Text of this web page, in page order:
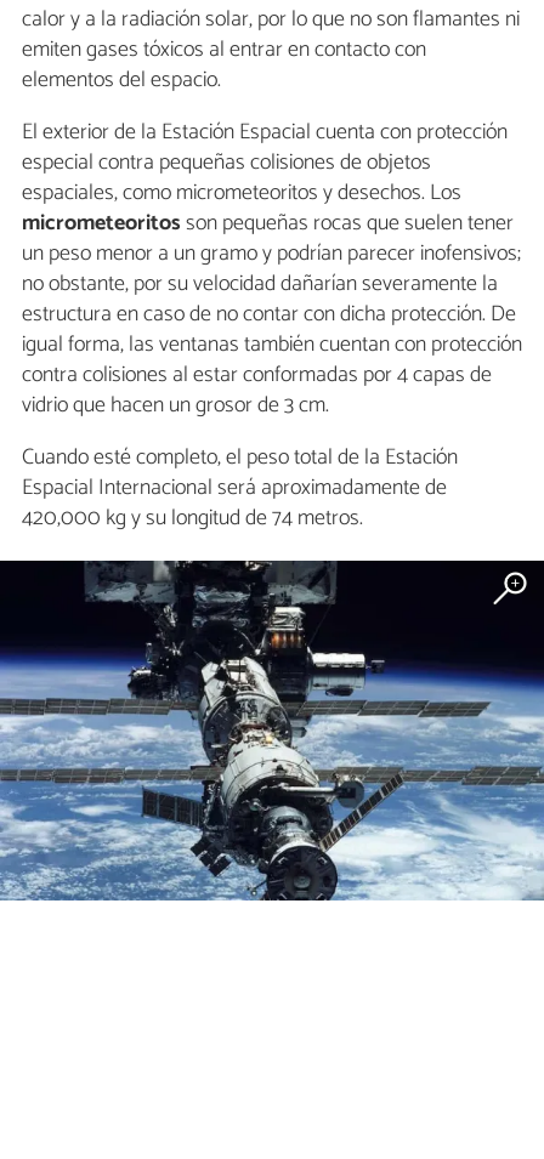
calor y a la radiación solar, por lo que no son flamantes ni
emiten gases tóxicos al entrar en contacto con
elementos del espacio.
El exterior de la Estación Espacial cuenta con protección
especial contra pequeñas colisiones de objetos
espaciales, como micrometeoritos y desechos. Los
micrometeoritosson pequeñas rocas que suelen tener
un peso menor a un gramo y podrían parecer inofensivos;
no obstante, por su velocidad dañarían severamente la
estructura en caso de no contar con dicha protección. De
igual forma, las ventanas también cuentan con protección
contra colisiones al estar conformadas por 4 capas de
vidrio que hacen un grosor de 3 cm.
Cuando esté completo, el peso total de la Estación
Espacial Internacional será aproximadamente de
420,000 kg y su longitud de 74 metros.